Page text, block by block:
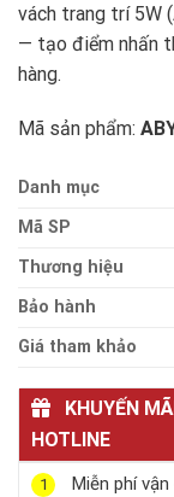
vách trang trí 5W
— tạo điểm nhấn
hàng.
Mã sản phẩm:
Danh mục
Mã SP
Thương hiệu
Bảo hành
Giá tham khảo
KHUYẾN
HOTLINE
1 Miễn phí